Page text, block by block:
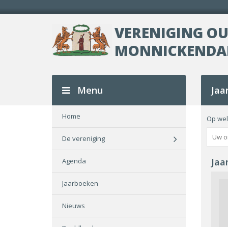
VERENIGING
Menu
Home
De vereniging
Agenda
Jaarboeken
Nieuws
Op